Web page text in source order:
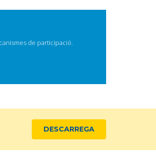
de participació.
DESCARREGA